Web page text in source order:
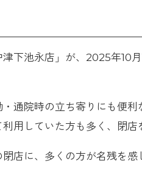
下池永店」が、2025年10
通院時の立ち寄りにも便
用していた方も多く、閉店
店に、多くの方が名残を感